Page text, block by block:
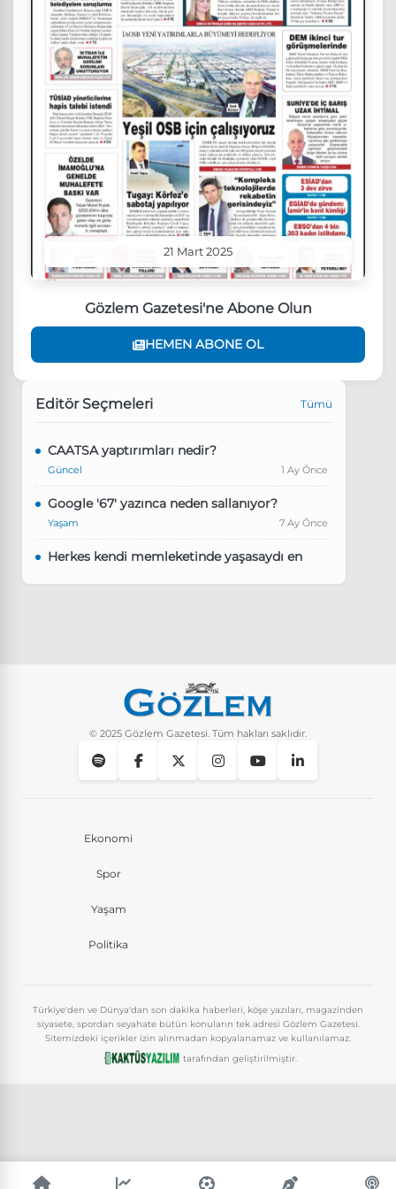
21 Mart 2025
Gözlem Gazetesi'ne Abone Olun
HEMEN ABONE OL
Editör Seçmeleri Tümü
CAATSA yaptırımları nedir?
Güncel 1 Ay Önce
Google '67' yazınca neden sallanıyor?
Yaşam 7 Ay Önce
Herkes kendi memleketinde yaşasaydı en
Instagram’da keşfet nasıl temizlenir?
© 2025 Gözlem Gazetesi. Tüm hakları saklıdır.
Ekonomi
Spor
Yaşam
Politika
Türkiye'den ve Dünya'dan son dakika haberleri, köşe yazıları, magazinden
siyasete, spordan seyahate bütün konuların tek adresi Gözlem Gazetesi.
Sitemizdeki içerikler izin alınmadan kopyalanamaz ve kullanılamaz.
tarafından geliştirilmiştir.